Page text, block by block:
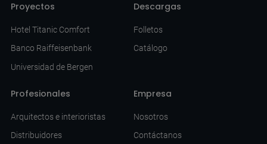
Proyectos
Hotel Titanic Comfort
Banco Raiffeisenbank
Universidad de Bergen
Descargas
Folletos
Catálogo
Profesionales
Arquitectos e interioristas
Distribuidores
Empresa
Nosotros
Contáctanos